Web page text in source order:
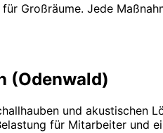
Großräume. Jede
(Odenwald)
und akustischen
für Mitarbeiter und